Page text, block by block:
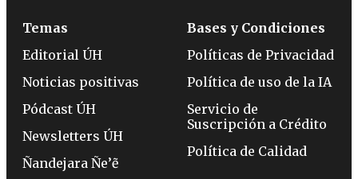
Temas
Editorial ÚH
Noticias positivas
Pódcast ÚH
Newsletters ÚH
Ñandejara Ñe’ẽ
Bases y Condiciones
Políticas de Privacidad
Política de uso de la IA
Servicio de
Suscripción a Crédito
Política de Calidad